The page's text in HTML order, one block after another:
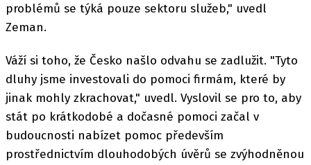
problémů se týká pouze sektoru služeb," uvedl
Zeman.
Váží si toho, že Česko našlo odvahu se zadlužit. "Tyto
dluhy jsme investovali do pomoci firmám, které by
jinak mohly zkrachovat," uvedl. Vyslovil se pro to, aby
stát po krátkodobé a dočasné pomoci začal v
budoucnosti nabízet pomoc především
prostřednictvím dlouhodobých úvěrů se zvýhodněnou